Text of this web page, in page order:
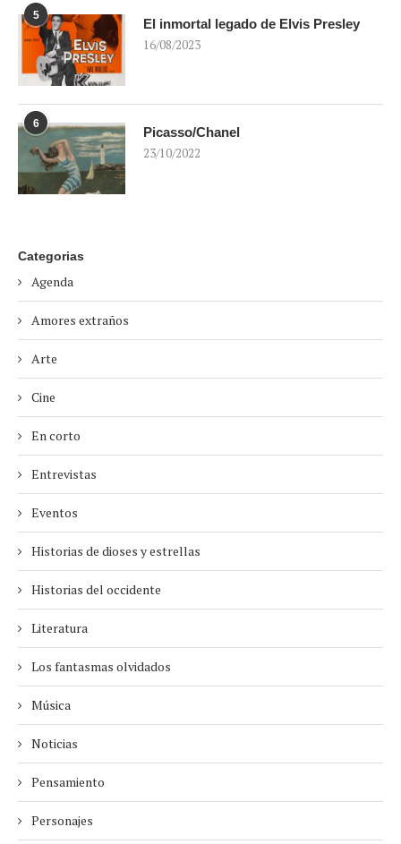
5
El inmortal legado de Elvis Presley
16/08/2023
6
Picasso/Chanel
23/10/2022
Categorias
Agenda
Amores extraños
Arte
Cine
En corto
Entrevistas
Eventos
Historias de dioses y estrellas
Historias del occidente
Literatura
Los fantasmas olvidados
Música
Noticias
Pensamiento
Personajes